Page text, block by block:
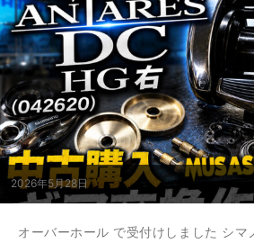
2026年5月28日
オーバーホール で受付けしました シマ